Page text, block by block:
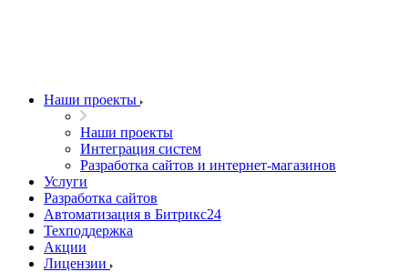
Наши проекты
Наши проекты
Интеграция систем
Разработка сайтов и интернет-магазинов
Услуги
Разработка сайтов
Автоматизация в Битрикс24
Техподдержка
Акции
Лицензии